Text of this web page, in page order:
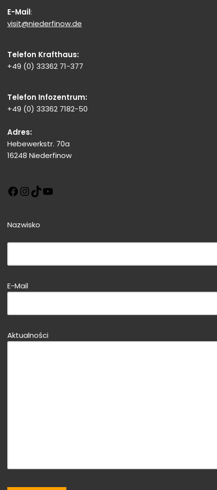
E-Mail:
visit@niederfinow.de
Telefon Krafthaus:
+49 (0) 33362 71-377
Telefon Infozentrum:
+49 (0) 33362 7182-50
Adres:
Hebewerkstr. 70a
16248 Niederfinow
Nazwisko
Bitte dieses Feld leer lassen!
Bitte dieses Feld leer lassen!
E-Mail
Aktualności